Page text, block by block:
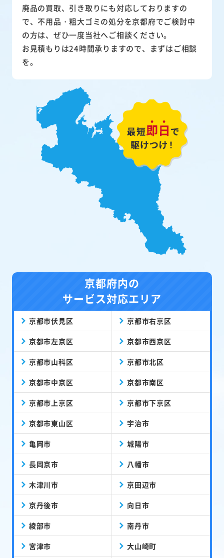
廃品の買取、引き取りにも対応しておりますの
で、不用品・粗大ゴミの処分を京都府でご検討中
の方は、ぜひ一度当社へご相談ください。
お見積もりは24時間承りますので、まずはご相談
を。
京都府内の
サービス対応エリア
京都市伏見区 京都市右京区
京都市左京区 京都市西京区
京都市山科区 京都市北区
京都市中京区 京都市南区
京都市上京区 京都市下京区
京都市東山区 宇治市
亀岡市 城陽市
長岡京市 八幡市
木津川市 京田辺市
京丹後市 向日市
綾部市 南丹市
宮津市 大山崎町